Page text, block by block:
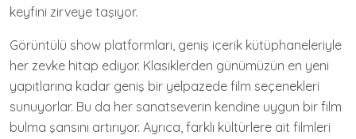
keyfini zirveye taşıyor.
Görüntülü show platformları, geniş içerik kütüphaneleriyle
her zevke hitap ediyor. Klasiklerden günümüzün en yeni
yapıtlarına kadar geniş bir yelpazede film seçenekleri
sunuyorlar. Bu da her sanatseverin kendine uygun bir film
bulma şansını artırıyor. Ayrıca, farklı kültürlere ait filmleri